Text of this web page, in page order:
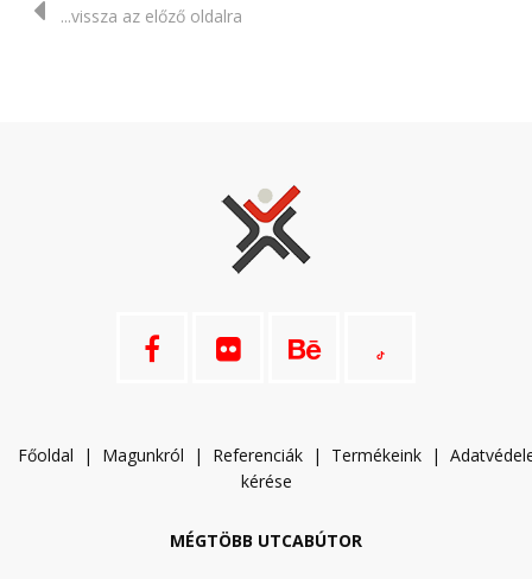
...vissza az előző oldalra
Főoldal | Magunkról | Referenciák | Termékeink | A
kérése
MÉGTÖBB UTCABÚTOR